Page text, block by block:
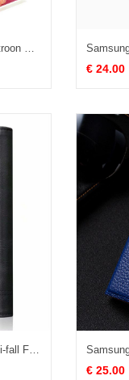
Samsung Galaxy A50 Hoesje Patroon Met Strass Folio, Samsung Galaxy A50 Hoesje Anti-fall Leren Etui
€ 24.00
Samsung Galaxy A50 Hoesje Anti-fall Folio Kaart, Samsung Galaxy A50 Hoesje Portemonnee Leren Etui
€ 25.00